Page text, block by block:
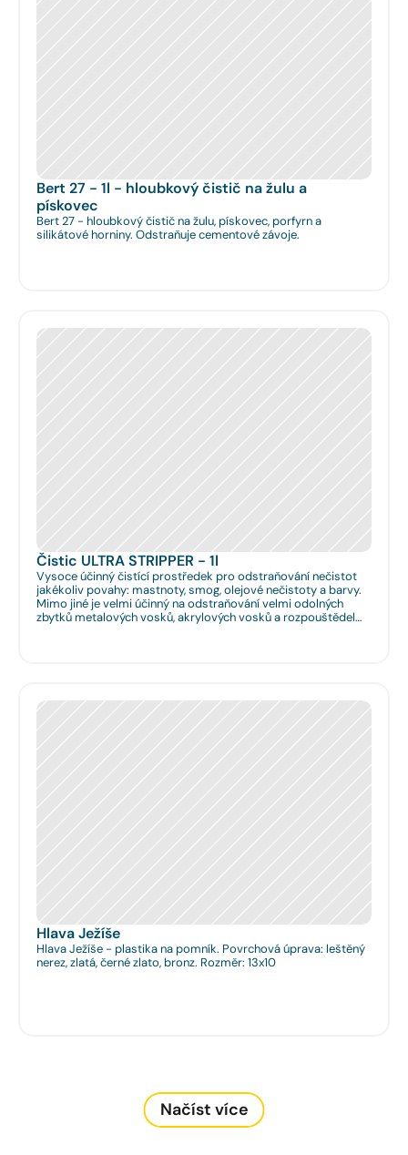
Bert 27 - 1l - hloubkový čistič na žulu a
pískovec
Bert 27 - hloubkový čistič na žulu, pískovec, porfyrn a
silikátové horniny. Odstraňuje cementové závoje.
Čistic ULTRA STRIPPER - 1l
Vysoce účinný čistící prostředek pro odstraňování nečistot
jakékoliv povahy: mastnoty, smog, olejové nečistoty a barvy.
Mimo jiné je velmi účinný na odstraňování velmi odolných
zbytků metalových vosků, akrylových vosků a rozpouštědel
Hlava Ježíše
Hlava Ježíše - plastika na pomník. Povrchová úprava: leštěný
nerez, zlatá, černé zlato, bronz. Rozměr: 13x10
Načíst více